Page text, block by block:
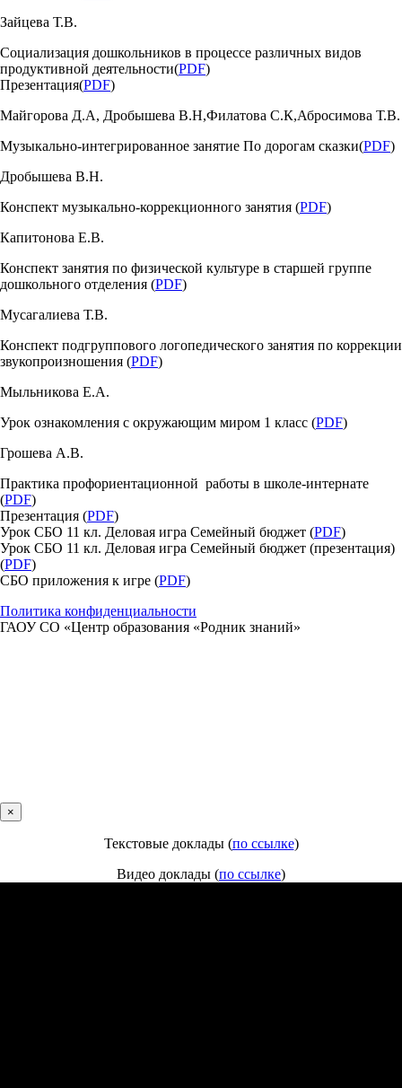
Зайцева Т.В.
Социализация дошкольников в процессе различных видов
продуктивной деятельности(PDF)
Презентация(PDF)
Майгорова Д.А, Дробышева В.Н,Филатова С.К,Абросимова Т.В.
Музыкально-интегрированное занятие По дорогам сказки(PDF)
Дробышева В.Н.
Конспект музыкально-коррекционного занятия (PDF)
Капитонова Е.В.
Конспект занятия по физической культуре в старшей группе
дошкольного отделения (PDF)
Мусагалиева Т.В.
Конспект подгруппового логопедического занятия по коррекции
звукопроизношения (PDF)
Мыльникова Е.А.
Урок ознакомления с окружающим миром 1 класс (PDF)
Грошева А.В.
Практика профориентационной работы в школе-интернате
(PDF)
Презентация (PDF)
Урок СБО 11 кл. Деловая игра Семейный бюджет (PDF)
Урок СБО 11 кл. Деловая игра Семейный бюджет (презентация)
(PDF)
СБО приложения к игре (PDF)
Политика конфиденциальности
ГАОУ СО «Центр образования «Родник знаний»
×
Текстовые доклады (по ссылке)
Видео доклады (по ссылке)